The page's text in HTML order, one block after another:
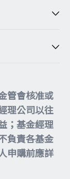
管會核准或
理公司以往
；基金經理
負責各基金
申購前應詳